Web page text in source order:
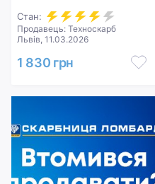
Односпрямовані
Стан:
Продавець: Техноскарб
Львів, 11.03.2026
1 830 грн